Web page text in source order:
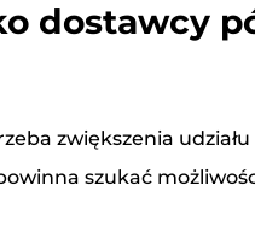
dostawcy
zwiększenia
szukać